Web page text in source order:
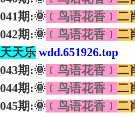
041期:🌞 ﹝鸟语花香﹞ 二
042期:🌞 ﹝鸟语花香﹞ 二
天天乐 wdd.651926.top
043期:🌞 ﹝鸟语花香﹞ 二
044期:🌞 ﹝鸟语花香﹞ 二
045期:🌞 ﹝鸟语花香﹞ 二